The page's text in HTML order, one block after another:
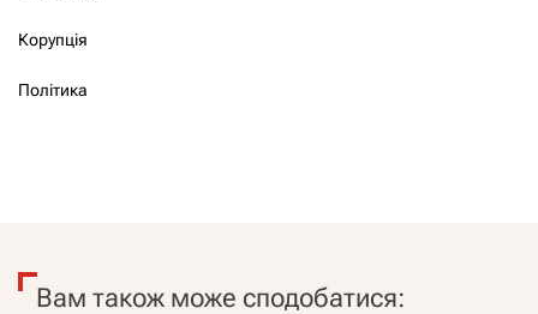
Корупція
Політика
Вам також може сподобатися: